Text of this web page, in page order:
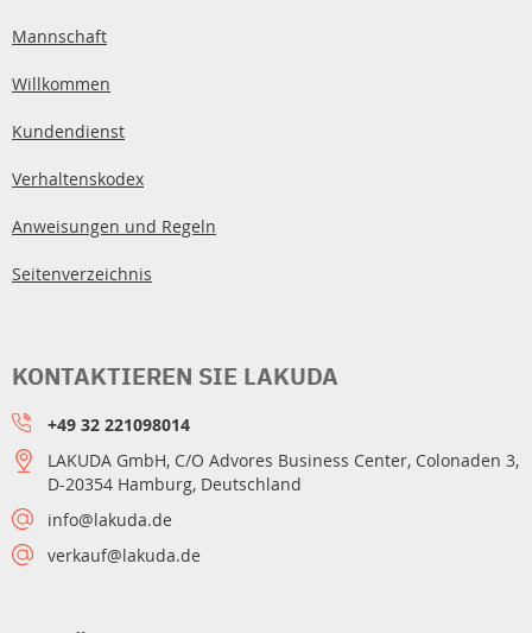
Mannschaft
Willkommen
Kundendienst
Verhaltenskodex
Anweisungen und Regeln
Seitenverzeichnis
KONTAKTIEREN SIE LAKUDA
+49 32 221098014
LAKUDA GmbH, C/O Advores Business Center, Colonaden 3,
D-20354 Hamburg, Deutschland
info@lakuda.de
verkauf@lakuda.de